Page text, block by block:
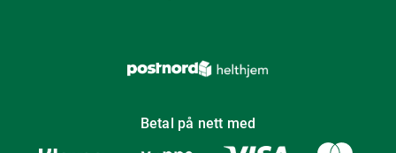
Betal på nett med